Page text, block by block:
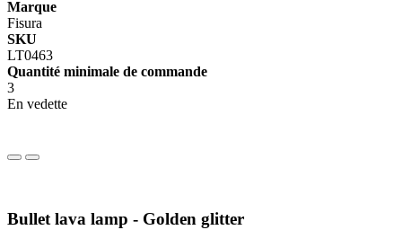
Marque
Fisura
SKU
LT0463
Quantité minimale de commande
3
En vedette
Bullet lava lamp - Golden glitter